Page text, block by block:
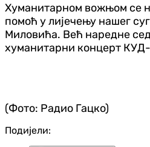
Хуманитарном вожњом се
помоћ у лијечењу нашег
Миловића. Већ наредне
хуманитарни концерт КУД-
(Фото: Радио Гацко)
Подијели: